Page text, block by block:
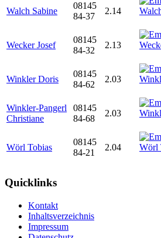
Walch Sabine
08145
84-37
2.14
Wecker Josef
08145
84-32
2.13
Winkler Doris
08145
84-62
2.03
Winkler-Pangerl
Christiane
08145
84-68
2.03
Wörl Tobias
08145
84-21
2.04
Quicklinks
Kontakt
Inhaltsverzeichnis
Impressum